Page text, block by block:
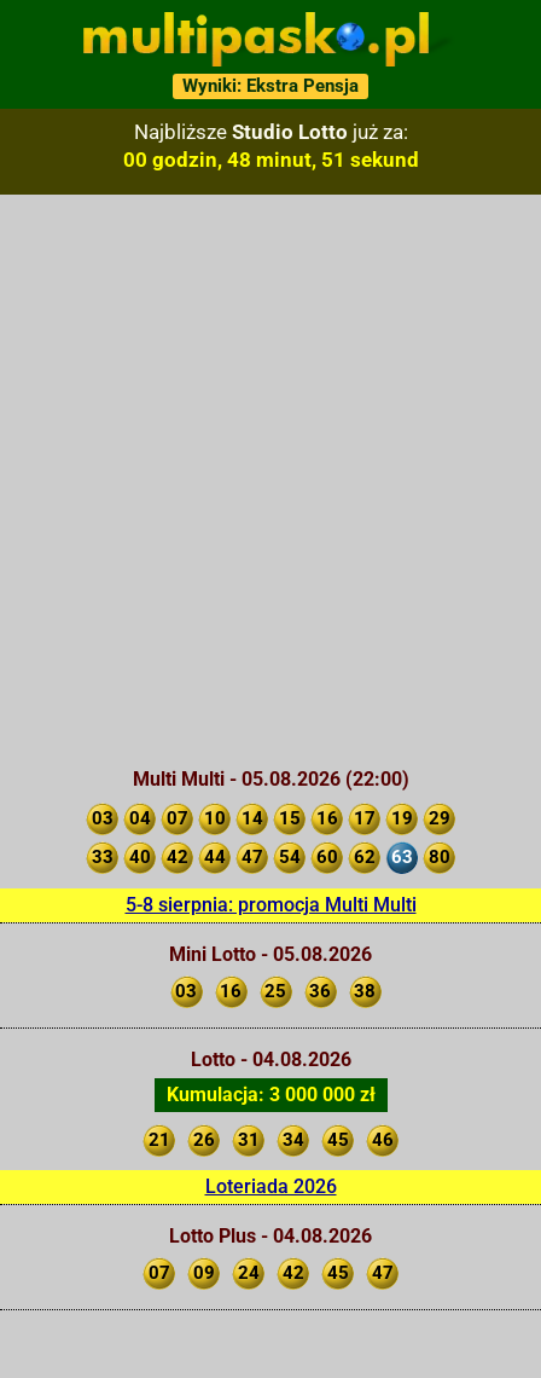
Wyniki: Ekstra Pensja
Najbliższe Studio Lotto już za:
00 godzin, 48 minut, 50 sekund
Multi Multi - 05.08.2026 (22:00)
03 04 07 10 14 15 16 17 19
29
33
40 42 44 47 54 60 62 63 80
5-8 sierpnia: promocja Multi Multi
Mini Lotto - 05.08.2026
03 16 25 36 38
Lotto - 04.08.2026
Kumulacja: 3 000 000 zł
21 26 31 34 45 46
Loteriada 2026
Lotto Plus - 04.08.2026
07 09 24 42 45 47